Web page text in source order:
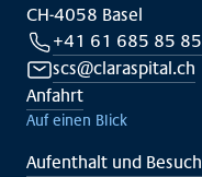
CH-4058 Basel
+41 61 685 85 85
scs@claraspital.ch
Anfahrt
Auf einen Blick
Aufenthalt und Besuch